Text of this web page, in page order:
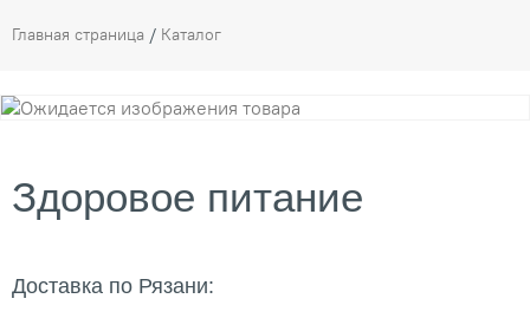
Главная страница / Каталог
Здоровое питание
Доставка по Рязани: